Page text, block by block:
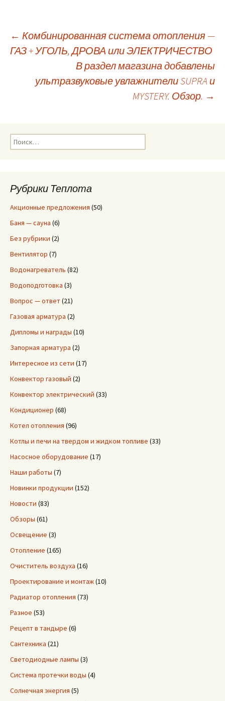
Навигация
← Комбинированная система отопления —
ГАЗ + УГОЛЬ, ДРОВА или ЭЛЕКТРИЧЕСТВО
В раздел магазина добавлены
ультразвуковые увлажнители SUPRA и
MYSTERY. Обзор. →
Н
а
:Рубрики Теплота
Акционные предложения (50)
Баня — сауна (6)
Без рубрики (2)
Вентилятор (7)
Водонагреватель (82)
Водоподготовка (3)
Вопрос — ответ(21)
Газовая арматура (2)
Дипломы и награды (10)
Запорная арматура (2)
Интересное из сети (17)
Конвектор газовый (2)
Конвектор электрический (33)
Кондиционер (68)
Котел отопления (96)
Котлы и печи на твердом и жидком топливе (33)
Насосное оборудование (17)
Наши работы (7)
Новинки продукции (152)
Новости (83)
Обзоры (61)
Освещение (3)
Отопление (165)
Очиститель воздуха (16)
Проектирование и монтаж(10)
Радиатор отопления (73)
Разное (53)
Рецепт в тандыре (6)
Сантехника (21)
Светодиодные лампы (3)
Система протечки воды (4)
Солнечная энергия (5)